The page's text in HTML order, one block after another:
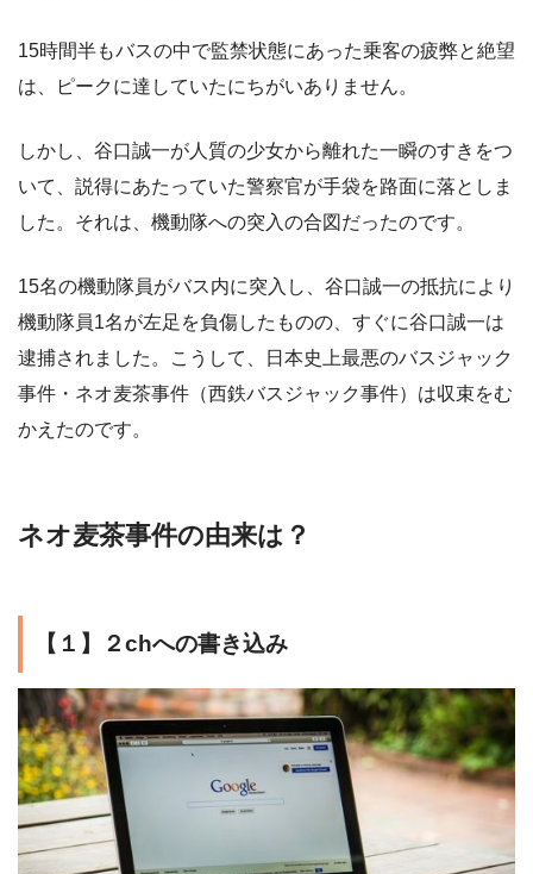
15時間半もバスの中で監禁状態にあった乗客の疲弊と絶望
は、ピークに達していたにちがいありません。
しかし、谷口誠一が人質の少女から離れた一瞬のすきをつ
いて、説得にあたっていた警察官が手袋を路面に落としま
した。それは、機動隊への突入の合図だったのです。
15名の機動隊員がバス内に突入し、谷口誠一の抵抗により
機動隊員1名が左足を負傷したものの、すぐに谷口誠一は
逮捕されました。こうして、日本史上最悪のバスジャック
事件・ネオ麦茶事件（西鉄バスジャック事件）は収束をむ
かえたのです。
ネオ麦茶事件の由来は？
【１】２chへの書き込み